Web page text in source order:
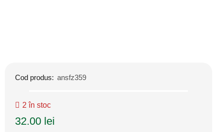
Cod produs: ansfz359
2 în stoc
32.00 lei